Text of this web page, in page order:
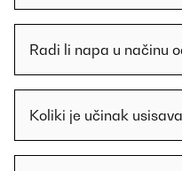
Radi li napa u načinu
Koliki je učinak